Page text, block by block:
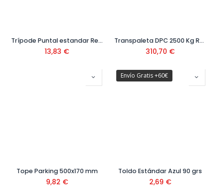
Trípode Puntal estandar Ref.SZ-00031
13,83 €
Transpaleta DPC 2500 Kg Ref: 75-22
310,70 €
Tope Parking 500x170 mm
9,82 €
Envío Gratis +60€
Toldo Estándar Azul 90 grs
2,69 €